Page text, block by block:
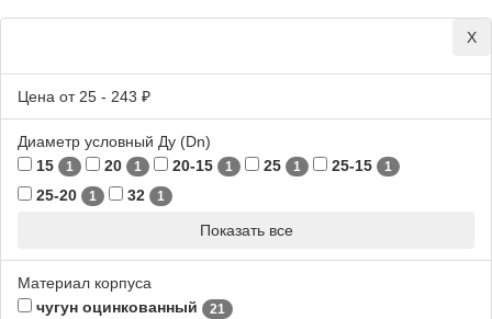
Х
Цена от 25 - 243 ₽
Диаметр условный Ду (Dn)
15
1 20 1 20-15 1 25 1 25-15 1
25-20 1 32 1
Показать все
Материал корпуса
чугун оцинкованный
21